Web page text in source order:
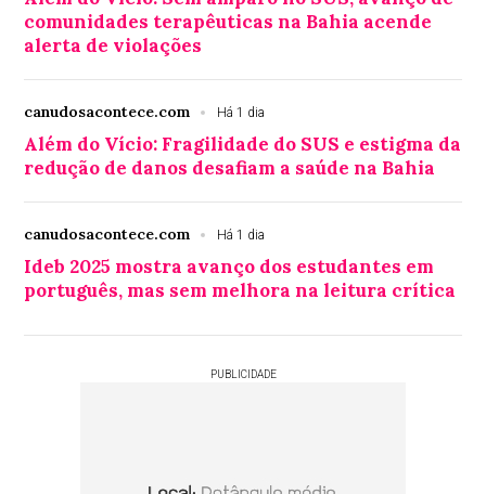
comunidades terapêuticas na Bahia acende
alerta de violações
canudosacontece.com Há 1 dia
Além do Vício: Fragilidade do SUS e estigma da
redução de danos desafiam a saúde na Bahia
canudosacontece.com Há 1 dia
Ideb 2025 mostra avanço dos estudantes em
português, mas sem melhora na leitura crítica
PUBLICIDADE